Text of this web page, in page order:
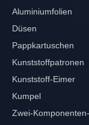
Aluminiumfolien
Düsen
Pappkartuschen
Kunststoffpatronen
Kunststoff-Eimer
Kumpel
Zwei-